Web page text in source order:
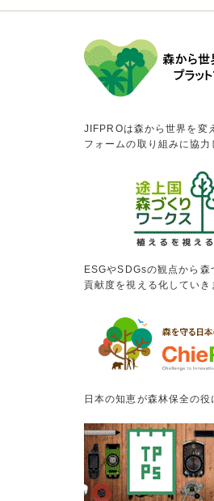
JIFPROは森から世界を変
フォームの取り組みに協力
ESGやSDGsの観点から森
貢献度を視える化していき
日本の知恵が森林保全の役